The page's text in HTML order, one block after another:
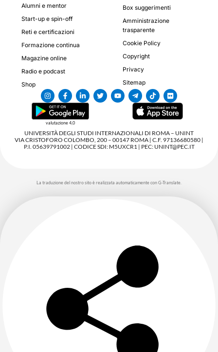
Alumni e mentor
Start-up e spin-off
Reti e certificazioni
Formazione continua
Magazine online
Radio e podcast
Shop
Box suggerimenti
Amministrazione
trasparente
Cookie Policy
Copyright
Privacy
Sitemap
valutazione 4,0
UNIVERSITÀ DEGLI STUDI INTERNAZIONALI DI ROMA – UNINT
VIA CRISTOFORO COLOMBO, 200 – 00147 ROMA | C.F. 97136680580 |
P.I. 05639791002 | CODICE SDI: M5UXCR1 | PEC: UNINT@PEC.IT
La traduzione del nostro sito è realizzata automaticamente con G-Translate.